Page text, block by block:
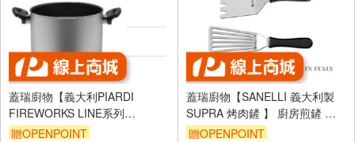
蓋瑞廚物【義大利PIARDI
FIREWORKS LINE系列
24/28CM雙耳湯鍋附玻璃蓋】 外
贈OPENPOINT
蓋瑞廚物【SANELLI 義大利製
SUPRA 烤肉鏟 】 廚房煎鏟 彈
性煎鏟 煎魚鏟 露營煎鏟 軟煎鏟
贈OPENPOINT